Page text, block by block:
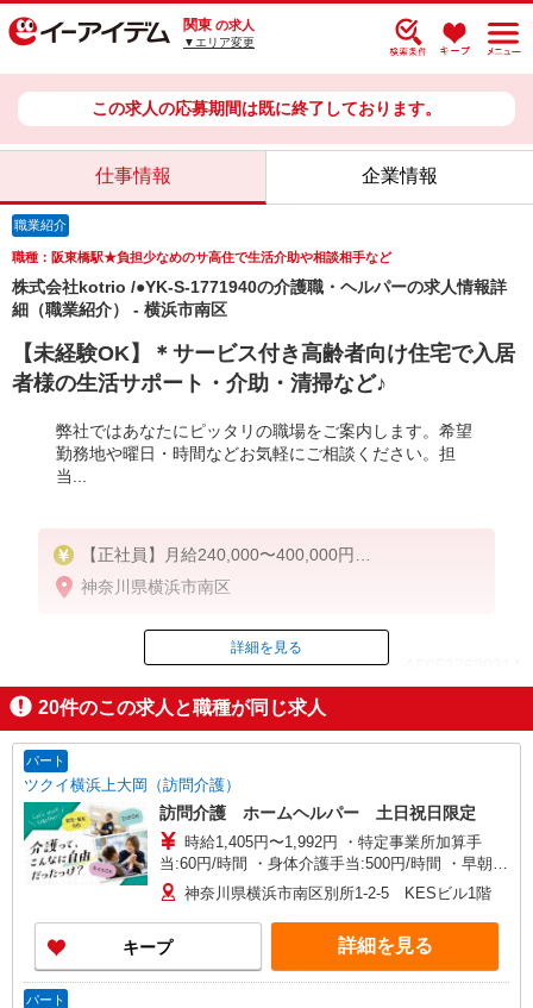
関東 の求人
▼エリア変更
この求人の応募期間は既に終了しております。
仕事情報 企業情報
職業紹介
職種：阪東橋駅★負担少なめのサ高住で生活介助や相談相手など
株式会社kotrio /●YK-S-1771940の介護職・ヘルパーの求人情報詳
細（職業紹介） - 横浜市南区
【未経験OK】＊サービス付き高齢者向け住宅で入居
者様の生活サポート・介助・清掃など♪
弊社ではあなたにピッタリの職場をご案内します。希望
勤務地や曜日・時間などお気軽にご相談ください。担
当...
【正社員】月給240,000〜400,000円
・基本給：200,000円〜220,000円
・資格手当：10,000〜30,000円
・処遇改善手当：20,000〜60,000円（勤続年数、保
有資格により変動）
・固定残業手当：20,000円（10時間）
※固定残業時間を超過する場合には超過勤務手当と
して別途支給
）
下記資格をお持ちの方歓迎
・認知症介護基礎研修
・初任者研修
・実務者研修
神奈川県横浜市南区
ID：AE0527630314
掲載期間終了
詳細を見る
20件のこの求人と職種が同じ求人
パート
ツクイ横浜上大岡（訪問介護）
訪問介護 ホームヘルパー 土日祝日限定
時給1,405円〜1,992円 ・特定事業所加算手
当:60円/時間 ・身体介護手当:500円/時間 ・早朝夜
間深夜手当:300円/時間 （18:00〜翌07:59の時間
帯） ・ICT手当:2,000円/月 ・深夜割増は別途支給
・ケア→ケアの移動時間も賃金（時給）を支給 ・
土日祝日手当:100円/時間含む ※給与幅は資格・経
験等による
神奈川県横浜市南区別所1-2-5 KESビル1階
キープ 詳細を見る
パート